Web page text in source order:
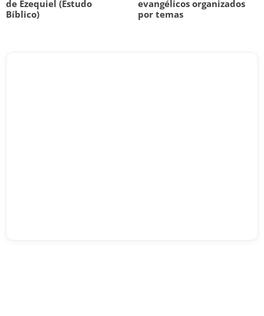
de Ezequiel (Estudo
Bíblico)
evangélicos organizados
por temas